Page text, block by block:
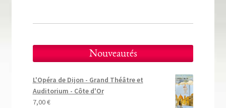
Nouveautés
L'Opéra de Dijon - Grand Théâtre et
Auditorium - Côte d'Or
7,00€